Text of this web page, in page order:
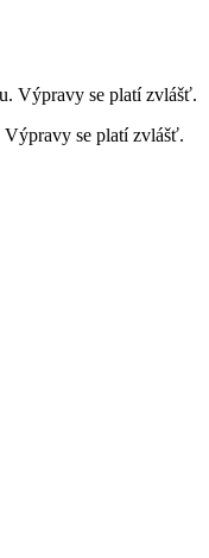
Výpravy se platí zvlášť.